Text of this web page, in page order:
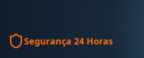
Segurança 24 Horas